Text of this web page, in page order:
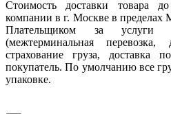
Стоимость доставки товара
компании в г. Москве в пределах
Плательщиком за услуги
(межтерминальная перевозка,
страхование груза, доставка
покупатель. По умолчанию все
упаковке.